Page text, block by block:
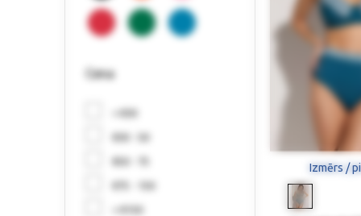
Cena
< €30
€30 - 50
€50 - 75
€75 - 150
> €150
Izmērs /